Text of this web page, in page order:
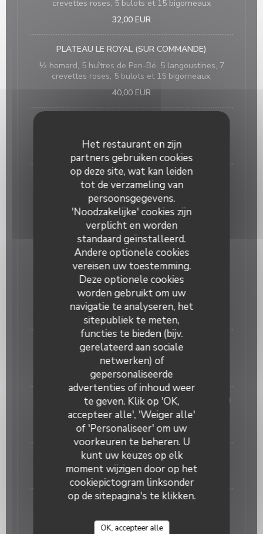
Het restaurant en zijn
partners gebruiken cookies
op deze site, wat kan leiden
tot de verzameling van
persoonsgegevens.
'Noodzakelijke' cookies zijn
verplicht en worden
standaard geïnstalleerd.
Andere optionele cookies
vereisen uw toestemming.
Deze optionele cookies
worden gebruikt om uw
navigatie te analyseren, het
sitepubliek te meten,
functies te bieden (bijv.
gerelateerd aan sociale
netwerken) of
gepersonaliseerde
advertenties of inhoud weer
te geven. Klik op 'OK,
accepteer alle', 'Weiger alle'
of 'Personaliseer' om uw
voorkeuren te beheren. U
kunt uw keuzes op elk
moment wijzigen door op het
cookiepictogram linksonder
op de sitepagina's te klikken.
OK, accepteer alle
crevettes roses, 5 bulots et 15 bigorneaux
32,00 EUR
PLATEAU LE ROYAL (SUR COMMANDE)
½ homard, 5 huîtres de Pen-Bé, 5 langoustines, 7
crevettes roses, 5 bulots et 15 bigorneaux.
40,00 EUR
14,00 EUR
Moules françaises, pommes de terre frites maison
sauce aux choix: Beurre blanc ou Ponzu ou
Gorgonzola ou Poulette
16,00 EUR
A EMPORTER
Sur commande
ASSIETTE DE 6 HUITRES N°3 DE PEN-BÉ, MAISON
PICAUD
9,00 EUR
ASSIETTE DE 9 HUITRES N°3 DE PEN-BÉ, MAISON
PICAUD
12,00 EUR
ASSIETTE DE 12 HUITRES N°3 DE PEN-BÉ, MAISON
PICAUD
15,00 EUR
Assiette de crevettes mayonnaise 12 pièces
8,00 EUR
Assiette de langoustines mayonnaise 12 pièces
10,00 EUR